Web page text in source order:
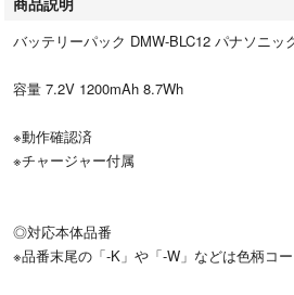
バッテリーパック DMW-BLC12 パナソニッ
容量 7.2V 1200mAh 8.7Wh
※動作確認済
※チャージャー付属
◎対応本体品番
※品番末尾の「-K」や「-W」などは色柄コー